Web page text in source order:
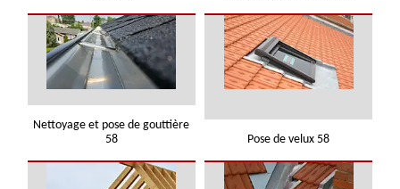
Nettoyage et pose de gouttière
58
Pose de velux 58